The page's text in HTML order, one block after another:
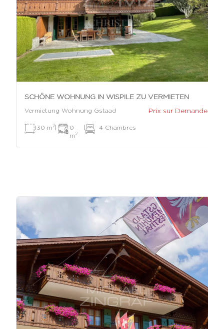
SCHÖNE WOHNUNG IN WISPILE ZU VERMIETEN
Vermietung Wohnung Gstaad Prix sur Demande
130 m 2|
0
m 2
| 4 Chambres